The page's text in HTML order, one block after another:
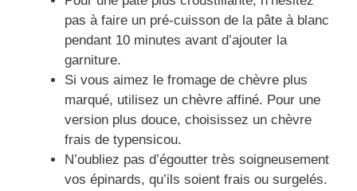
pas à faire un pré-cuisson de la pâte à blanc
pendant 10 minutes avant d’ajouter la
garniture.
Si vous aimez le fromage de chèvre plus
marqué, utilisez un chèvre affiné. Pour une
version plus douce, choisissez un chèvre
frais de typensicou.
N’oubliez pas d’égoutter très soigneusement
vos épinards, qu’ils soient frais ou surgelés.